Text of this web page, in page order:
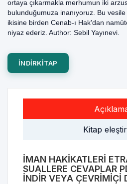
ortaya çıkarmakla merhumun iki
bulunduğumuza inanıyoruz. Bu
ikisine birden Cenab-ı Hak'dan
niyaz ederiz. Author: Sebil Yayınevi.
INDIRKITAP
Kitap
İMAN HAKIKATLERI
SUALLERE CEVAPLAR
INDIR VEYA ÇEVRIMIÇI